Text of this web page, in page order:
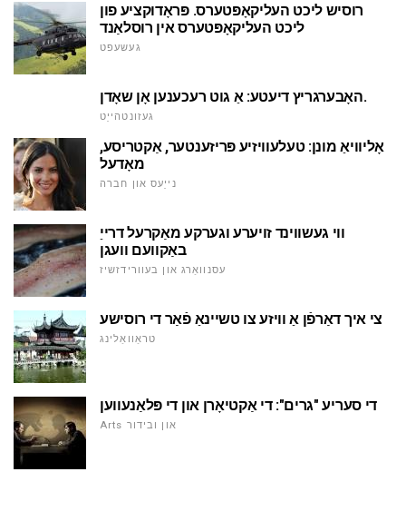
רוסיש ליכט העליקאָפּטערס. פּראָדוקציע פון
ליכט העליקאָפּטערס אין רוסלאַנד
געשעפט
האָבערגריץ דיעטע: אַ גוט רעכענען אָן שאָדן.
געזונטהייַט
אָליוויאַ מונן: טעלעוויזיע פּריזענטער, אַקטריסע,
מאָדעל
נייַעס און חברה
ווי געשווינד זויערע וגערקע מאַקרעל דרייַ
באַקוועם וועגן
עסנוואַרג און בעוורידזשיז
צי איך דאַרפֿן אַ וויזע צו טשיינאַ פֿאַר די רוסישע
טראַוואַלינג
די סעריע "גרים": די אַקטיאָרן און די פּלאַנעווען
Arts און ובידור